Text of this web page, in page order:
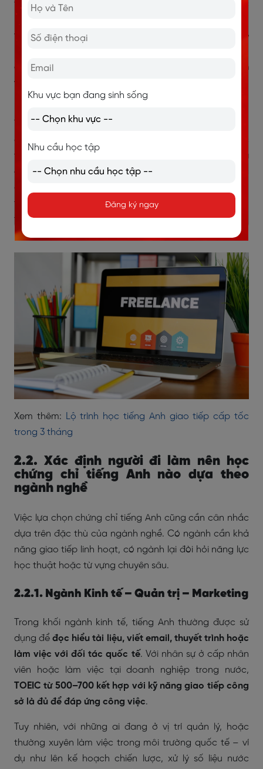
tự do cần sử dụng tiếng Anh thành thạo, thậm chí đọc
với khách hàng. Trong khi đó, với những ngành thiên về
chỉ cần giao tiếp cơ bản kết hợp với chuyên môn
vững là đủ
khách hàng.
Tuy nhiên, nếu bạn hướng đến xây dựng hình ảnh
chuyên nghiệp hơn, mở rộng thị trường quốc tế hoặc
tiếp cận các dự án có ngân sách cao,
việc sở hữu
chứng chỉ IELTS General là một lợi thế rõ rệt
chỉ không bắt buộc, nhưng nếu đã có nền tảng giao
tiếp vững, đầu tư học IELTS sẽ giúp nâng cấp hồ sơ,
tăng độ tin cậy và mở rộng cơ hội hợp tác một cách
bền vững.
Xem thêm: Lộ trình học tiếng Anh giao tiếp cấp tốc
trong 3 tháng
2.2. Xác định người đi làm nên học
chứng chỉ tiếng Anh nào dựa theo
ngành nghề
Việc lựa chọn chứng chỉ tiếng Anh cũng cần cân nhắc
dựa trên đặc thù của ngành nghề. Có ngành cần khả
năng giao tiếp linh hoạt, có ngành lại đòi hỏi năng lực
học thuật hoặc từ vựng chuyên sâu.
2.2.1. Ngành Kinh tế – Quản trị – Marketing
Trong khối ngành kinh tế, tiếng Anh thường được sử
dụng đểđọc hiểu tài liệu, viết email, thuyết trình hoặc
làm việc với đối tác quốc tế. Với nhân sự ở cấp nhân
viên hoặc làm việc tại doanh nghiệp trong nước,
TOEIC từ 500–700 kết hợp với kỹ năng giao tiếp công
sở là đủ để đáp ứng công việc.
Tuy nhiên, với những ai đang ở vị trí quản lý, hoặc
thường xuyên làm việc trong môi trường quốc tế – ví
dụ như lên kế hoạch chiến lược, xử lý số liệu nước
Khu vực bạn đang sinh sống
Nhu cầu học tập
Đăng ký ngay